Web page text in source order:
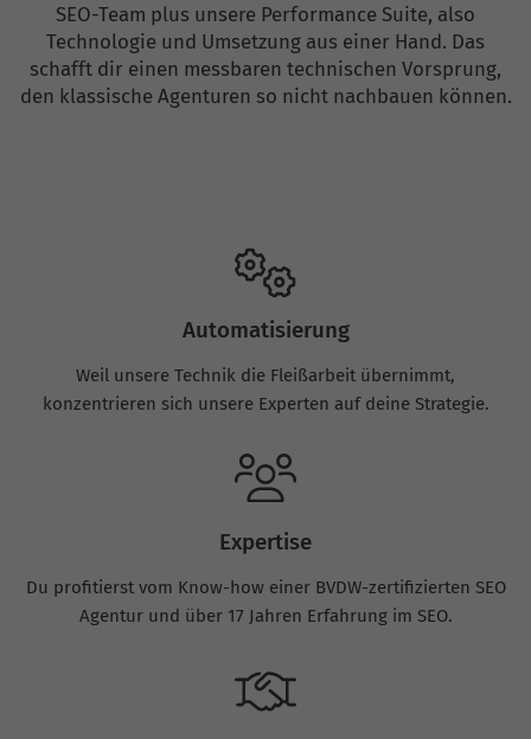
SEO-Team plus unsere Performance Suite, also
Technologie und Umsetzung aus einer Hand. Das
schafft dir einen messbaren technischen Vorsprung,
den klassische Agenturen so nicht nachbauen können.
Automatisierung
Weil unsere Technik die Fleißarbeit übernimmt,
konzentrieren sich unsere Experten auf deine Strategie.
Expertise
Du profitierst vom Know-how einer BVDW-zertifizierten SEO
Agentur und über 17 Jahren Erfahrung im SEO.